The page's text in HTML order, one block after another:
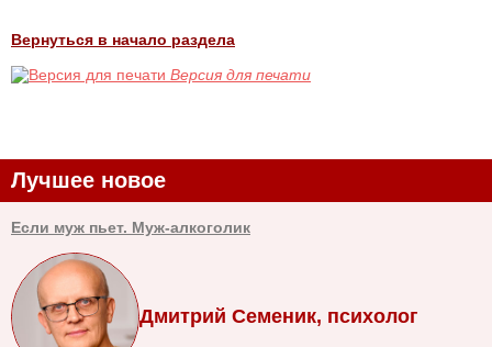
Вернуться в начало раздела
Версия для печати
Лучшее новое
Если муж пьет. Муж-алкоголик
Дмитрий Семеник, психолог